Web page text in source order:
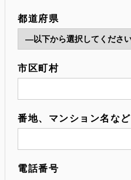
都道府県
市区町村
番地、マンション名など
電話番号